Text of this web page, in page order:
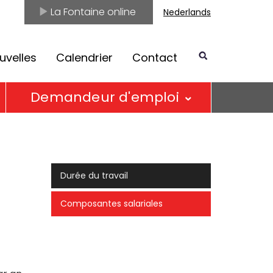
La Fontaine online Nederlands
Calendrier Contact
Demandeur d'emploi
Durée du travail
Composantes salariales